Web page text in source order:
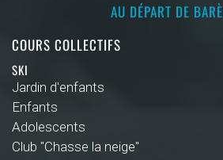
AU DÉPART DE
COURS COLLECTIFS
SKI
Jardin d'enfants
Enfants
Adolescents
Club "Chasse la neige"